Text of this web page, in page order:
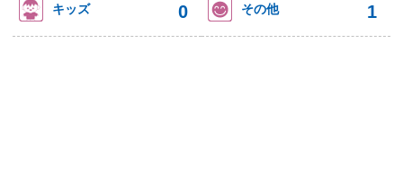
キッズ 0 その他 1